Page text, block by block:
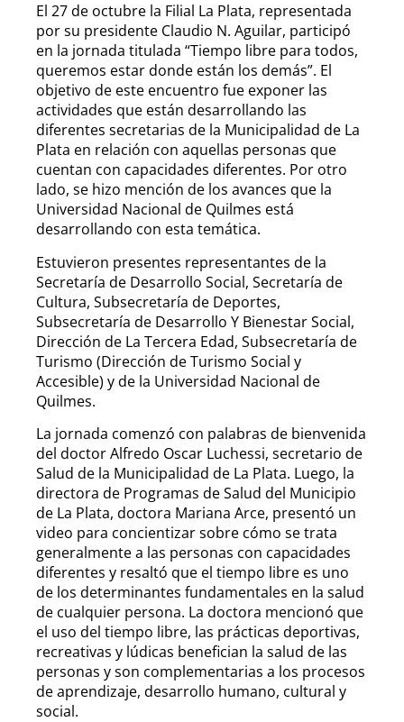
El 27 de octubre la Filial La Plata, representada
por su presidente Claudio N. Aguilar, participó
en la jornada titulada “Tiempo libre para todos,
queremos estar donde están los demás”. El
objetivo de este encuentro fue exponer las
actividades que están desarrollando las
diferentes secretarias de la Municipalidad de La
Plata en relación con aquellas personas que
cuentan con capacidades diferentes. Por otro
lado, se hizo mención de los avances que la
Universidad Nacional de Quilmes está
desarrollando con esta temática.
Estuvieron presentes representantes de la
Secretaría de Desarrollo Social, Secretaría de
Cultura, Subsecretaría de Deportes,
Subsecretaría de Desarrollo Y Bienestar Social,
Dirección de La Tercera Edad, Subsecretaría de
Turismo (Dirección de Turismo Social y
Accesible) y de la Universidad Nacional de
Quilmes.
La jornada comenzó con palabras de bienvenida
del doctor Alfredo Oscar Luchessi, secretario de
Salud de la Municipalidad de La Plata. Luego, la
directora de Programas de Salud del Municipio
de La Plata, doctora Mariana Arce, presentó un
video para concientizar sobre cómo se trata
generalmente a las personas con capacidades
diferentes y resaltó que el tiempo libre es uno
de los determinantes fundamentales en la salud
de cualquier persona. La doctora mencionó que
el uso del tiempo libre, las prácticas deportivas,
recreativas y lúdicas benefician la salud de las
personas y son complementarias a los procesos
de aprendizaje, desarrollo humano, cultural y
social.